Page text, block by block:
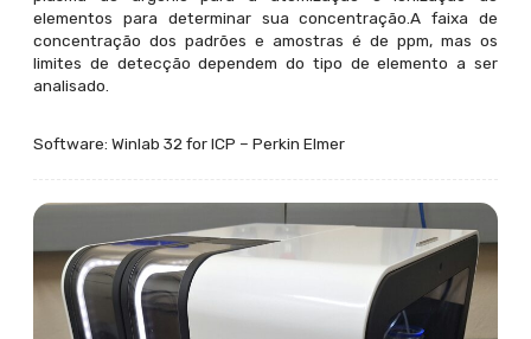
elementos para determinar sua concentração.A faixa de
concentração dos padrões e amostras é de ppm, mas os
limites de detecção dependem do tipo de elemento a ser
analisado.
Software: Winlab 32 for ICP – Perkin Elmer